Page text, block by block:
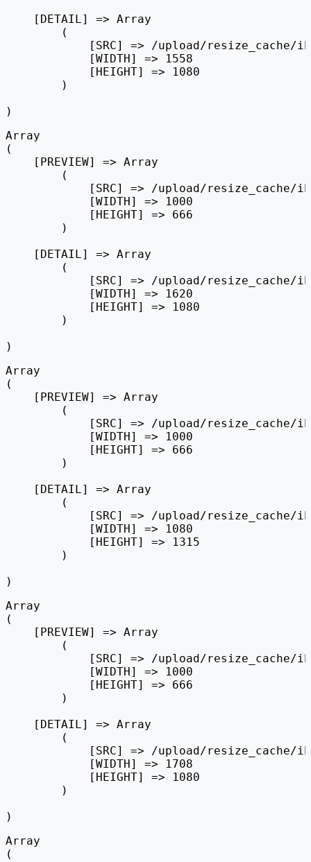
    [DETAIL] => Array
        (
[SRC] => /upload/resize_cache/
            [WIDTH] => 1558
            [HEIGHT] => 1080
        )
Array
(
    [PREVIEW] => Array
        (
[SRC] => /upload/resize_cache/
            [WIDTH] => 1000
            [HEIGHT] => 666
        )
    [DETAIL] => Array
        (
[SRC] => /upload/resize_cache/
            [WIDTH] => 1620
            [HEIGHT] => 1080
        )
Array
(
    [PREVIEW] => Array
        (
[SRC] => /upload/resize_cache/
            [WIDTH] => 1000
            [HEIGHT] => 666
        )
    [DETAIL] => Array
        (
[SRC] => /upload/resize_cache/
            [WIDTH] => 1080
            [HEIGHT] => 1315
        )
Array
(
    [PREVIEW] => Array
        (
[SRC] => /upload/resize_cache/
            [WIDTH] => 1000
            [HEIGHT] => 666
        )
    [DETAIL] => Array
        (
[SRC] => /upload/resize_cache/
            [WIDTH] => 1708
            [HEIGHT] => 1080
        )
Array
(